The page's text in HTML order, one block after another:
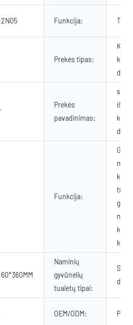
Funkcija:
Prekės tipas:
Prekės
pavadinimas:
Funkcija:
kaip
kaip
Naminių
gyvūnėlių
tualetų tipai:
OEM/ODM: